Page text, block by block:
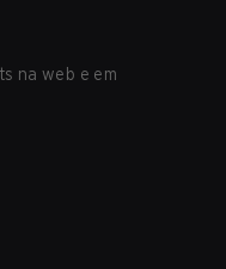
na web e em